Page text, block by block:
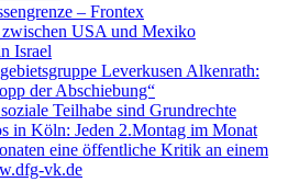
– Frontex
zwischen USA und Mexiko
Israel
Leverkusen Alkenrath:
der Abschiebung“
Teilhabe sind Grundrechte
in Köln: Jeden 2.Montag im Monat
eine öffentliche Kritik an einem
vk.de